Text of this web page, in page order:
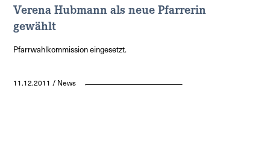
Verena Hubmann als neue Pfarrerin
gewählt
Pfarrwahlkommission eingesetzt.
11.12.2011 / News